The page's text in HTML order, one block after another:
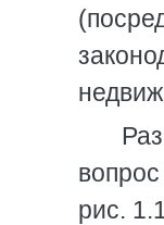
рис.